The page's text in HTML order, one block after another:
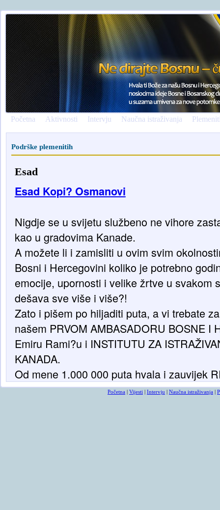
Početna Aktivnosti Intervju Naučna istraživanja
Podrške plemenitih
Esad
Esad Kopi? Osmanovi
Nigdje se u svijetu službeno ne vihore
kao u gradovima Kanade.
A možete li i zamisliti u ovim svim
Bosni i Hercegovini koliko je potrebno
emocije, upornosti i velike žrtve u svakom
dešava sve više i više?!
Zato i pišem po hiljaditi puta, a vi trebate
našem PRVOM AMBASADORU BOSNE I
Emiru Rami?u i INSTITUTU ZA
KANADA.
Od mene 1.000 000 puta hvala i zauvijek
Početna | Vijesti | Intervju | Naučna istraživanja |